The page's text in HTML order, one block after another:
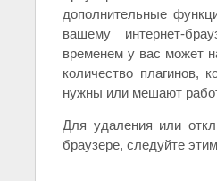
дополнительные
вашему интернет-
временем у вас может
количество плагинов,
нужны или мешают
Для удаления или
браузере, следуйте